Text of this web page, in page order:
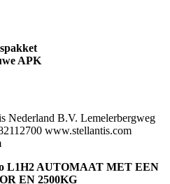
APK
Nederland B.V. Lemelerbergweg
www.stellantis.com
L1H2 AUTOMAAT MET EEN
EN 2500KG